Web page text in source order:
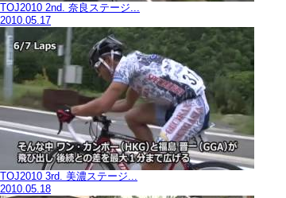
TOJ2010 2nd. 奈良ステージ...
2010.05.17
TOJ2010 3rd. 美濃ステージ...
2010.05.18